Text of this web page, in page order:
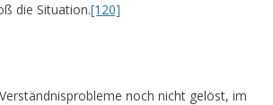
die Situation.[120]
noch nicht gelöst, im